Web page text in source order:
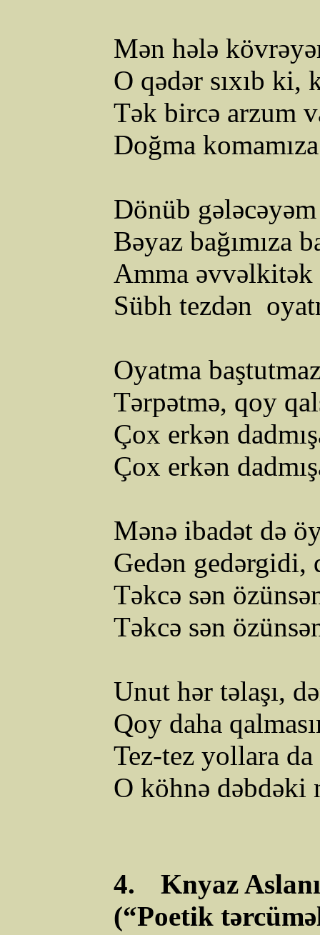
Mən hələ
O qədər sıxıb ki,
Tək bircə arzum
Doğma
Dönüb
Bəyaz bağımıza
Amma əvvəlkitək
Sübh tezdən
Oyatma
Tərpətmə, qoy
Çox erkən
Çox erkən
Mənə ibadət də
Gedən gedərgidi,
Təkcə sən
Təkcə sən
Unut hər təlaşı,
Qoy daha
Tez-tez yollara
O köhnə dəbdəki
4.
Knyaz
(“Poetik